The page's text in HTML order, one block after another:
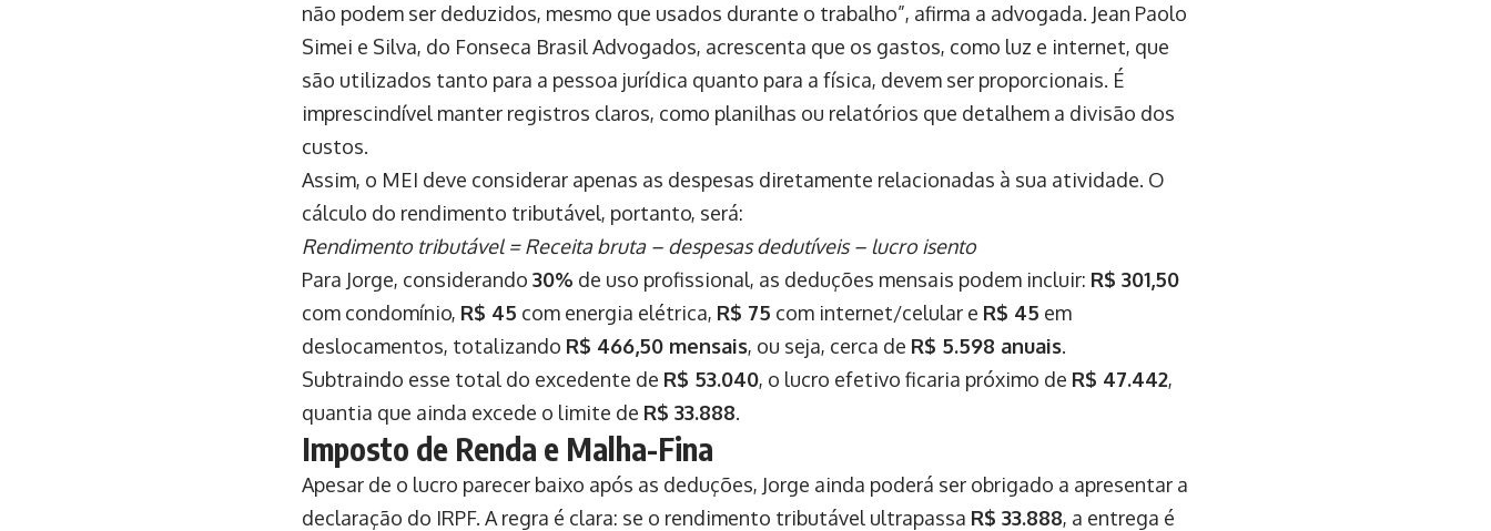
não podem ser deduzidos, mesmo que usados durante o trabalho”, afirma a advogada. Jean Paolo
Simei e Silva, do Fonseca Brasil Advogados, acrescenta que os gastos, como luz e internet, que
são utilizados tanto para a pessoa jurídica quanto para a física, devem ser proporcionais. É
imprescindível manter registros claros, como planilhas ou relatórios que detalhem a divisão dos
custos.
Assim, o MEI deve considerar apenas as despesas diretamente relacionadas à sua atividade. O
cálculo do rendimento tributável, portanto, será:
Rendimento tributável = Receita bruta – despesas dedutíveis – lucro isento
Para Jorge, considerando 30% de uso profissional, as deduções mensais podem incluir: R$ 301,50
com condomínio, R$ 45 com energia elétrica, R$ 75 com internet/celular e R$ 45 em
deslocamentos, totalizando R$ 466,50 mensais, ou seja, cerca de R$ 5.598 anuais.
Subtraindo esse total do excedente de R$ 53.040, o lucro efetivo ficaria próximo de R$ 47.442,
quantia que ainda excede o limite de R$ 33.888.
Imposto de Renda e Malha-Fina
Apesar de o lucro parecer baixo após as deduções, Jorge ainda poderá ser obrigado a apresentar a
declaração do IRPF. A regra é clara: se o rendimento tributável ultrapassa R$ 33.888, a entrega é